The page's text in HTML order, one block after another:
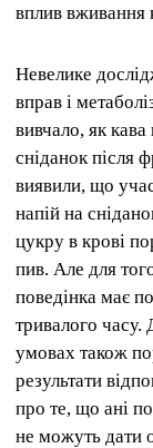
вплив вживання
Невелике
вправ і
вивчало, як
сніданок після
виявили, що
напій на
цукру в крові
пив. Але для
поведінка має
тривалого
умовах також
результати
про те, що ані
не можуть дати